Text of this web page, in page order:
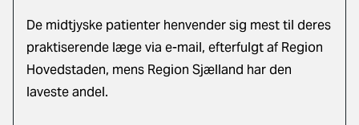
De midtjyske patienter henvender sig mest til deres
praktiserende læge via e-mail, efterfulgt af Region
Hovedstaden, mens Region Sjælland har den
laveste andel.